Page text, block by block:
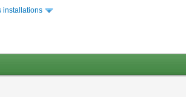
installations